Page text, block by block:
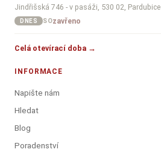
Jindřišská 746 - v pasáži, 530 02, Pardubice
DNES SOzavřeno
Celá otevírací doba →
INFORMACE
Napište nám
Hledat
Blog
Poradenství